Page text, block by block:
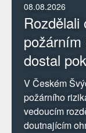
08.08.2026
dostal
V Českém
požárního
vedoucím
doutnajícím